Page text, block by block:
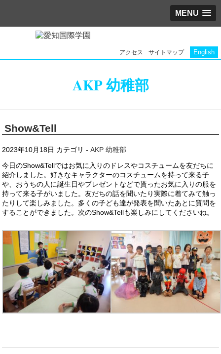
MENU
アクセス サイトマップ English
AKP 幼稚部
Show&Tell
2023年10月18日 カテゴリ -AKP 幼稚部
今日のShow&Tellではお気に入りのドレスやコスチュームを友だちに
紹介しました。好きなキャラクターのコスチュームを持って来る子
や、おうちの人に誕生日やプレゼントなどで貰ったお気に入りの服を
持って来る子がいました。友だちの話を聞いたり実際に着てみて触っ
たりして楽しみました。多くの子ども達が発表を聞いたあとに質問を
することができました。次のShow&Tellも楽しみにしてくださいね。